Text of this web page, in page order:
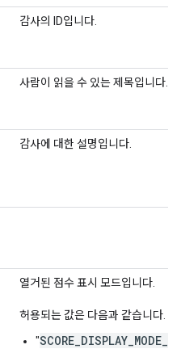
감사의 ID입니다.
사람이 읽을 수 있는 제목입니다.
감사에 대한 설명입니다.
열거된 점수 표시 모드입니다.
허용되는 값은 다음과 같습니다.
"